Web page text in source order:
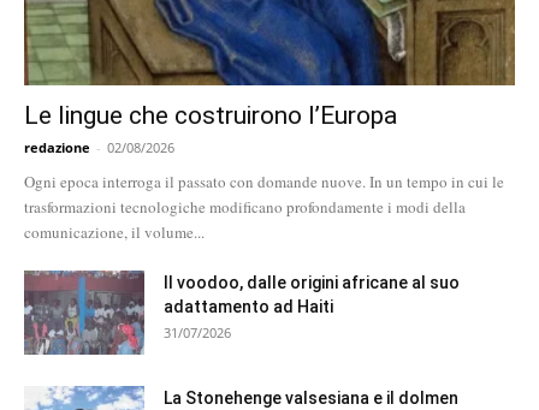
Le lingue che costruirono l’Europa
redazione - 02/08/2026
Ogni epoca interroga il passato con domande nuove. In un tempo in cui le
trasformazioni tecnologiche modificano profondamente i modi della
comunicazione, il volume...
Il voodoo, dalle origini africane al suo
adattamento ad Haiti
31/07/2026
La Stonehenge valsesiana e il dolmen